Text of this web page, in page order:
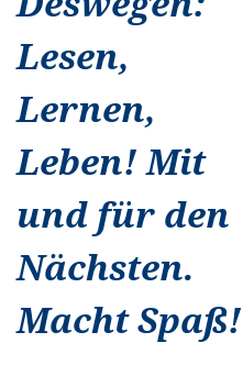
Lesen,
Lernen,
Leben! Mit
und für den
Nächsten.
Macht Spaß!